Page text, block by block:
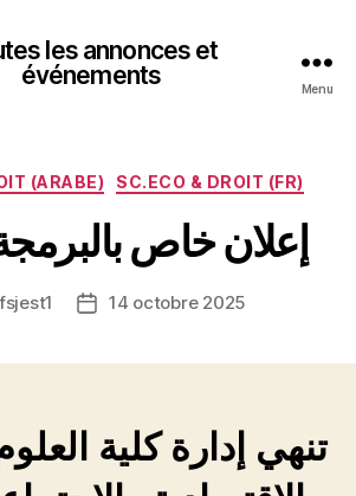
les annonces et
événements
Menu
Catégories
(ARABE) SC.ECO & DROIT (FR)
إعلان خاص
fsjest1
Date14 octobre 2025
تنهي إدارة كلية